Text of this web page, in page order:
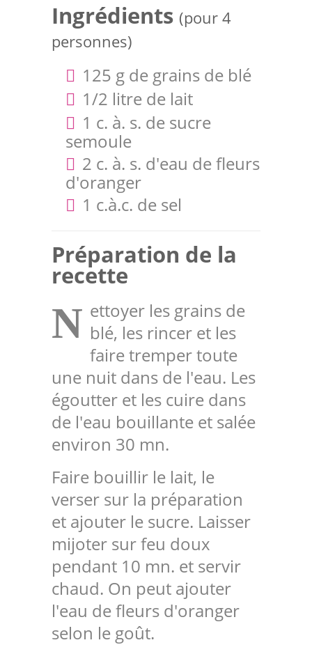
Ingrédients (pour 4
personnes)
125 g de grains de blé
1/2 litre de lait
1 c. à. s. de sucre
semoule
2 c. à. s. d'eau de fleurs
d'oranger
1 c.à.c. de sel
Préparation de la
recette
N ettoyer les grains de
blé, les rincer et les
faire tremper toute
une nuit dans de l'eau. Les
égoutter et les cuire dans
de l'eau bouillante et salée
environ 30 mn.
Faire bouillir le lait, le
verser sur la préparation
et ajouter le sucre. Laisser
mijoter sur feu doux
pendant 10 mn. et servir
chaud. On peut ajouter
l'eau de fleurs d'oranger
selon le goût.